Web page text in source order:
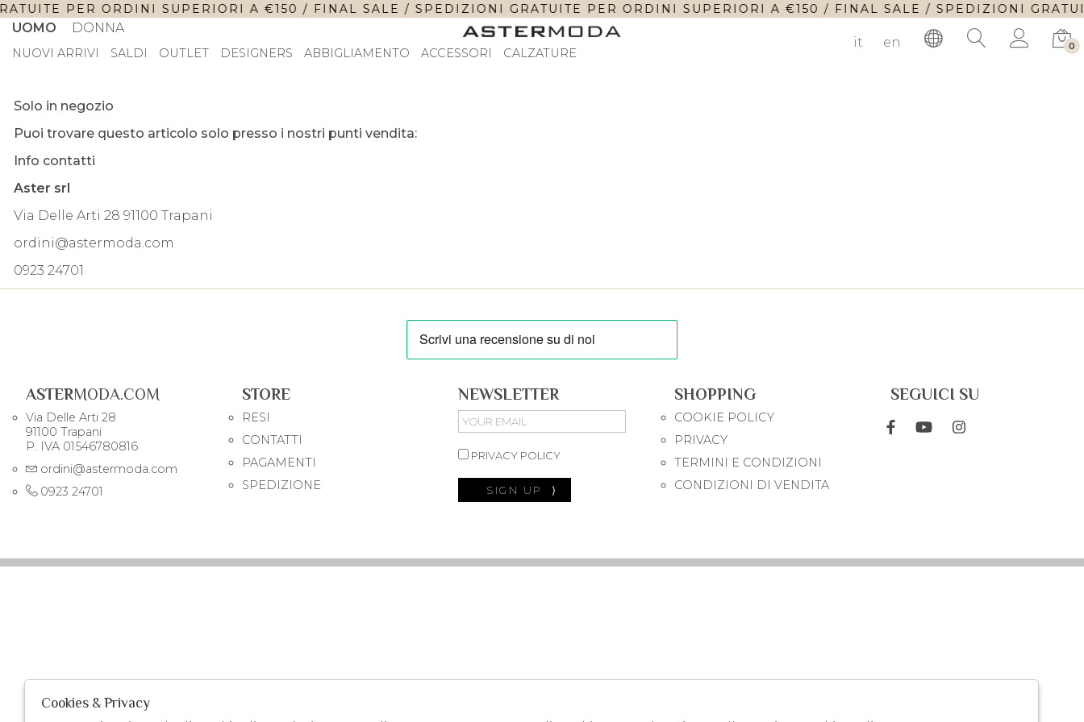
PER ORDINI SUPERIORI A €150 / FINAL SALE / SPEDIZIONI GRATUITE PER ORDINI SUPERIORI A €150 / FINAL SALE / SPEDIZIONI
UOMO DONNA
NUOVI ARRIVI SALDI OUTLET DESIGNERS ABBIGLIAMENTO ACCESSORI CALZATURE
it en 0
Solo in negozio
Puoi trovare questo articolo solo presso i nostri punti vendita:
Info contatti
Aster srl
Via Delle Arti 28 91100 Trapani
ordini@astermoda.com
0923 24701
ASTERMODA.COM
Via Delle Arti 28
91100 Trapani
P. IVA 01546780816
ordini@astermoda.com
0923 24701
STORE
RESI
CONTATTI
PAGAMENTI
SPEDIZIONE
NEWSLETTER
PRIVACY POLICY
SIGN UP ⟩
SHOPPING
COOKIE POLICY
PRIVACY
TERMINI E CONDIZIONI
CONDIZIONI DI VENDITA
SEGUICI SU
Cookies & Privacy